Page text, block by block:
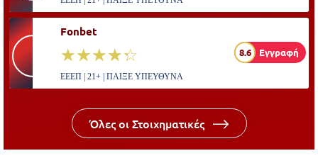
Fonbet
☆☆☆☆☆
★★★★★ 8.6 Εγγραφή
ΕΕΕΠ | 21+ | ΠΑΙΞΕ ΥΠΕΥΘΥΝΑ
Όλες οι Στοιχηματικές